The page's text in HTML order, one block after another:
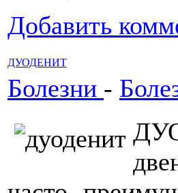
Добавить
ДУОДЕНИТ
Болезни -